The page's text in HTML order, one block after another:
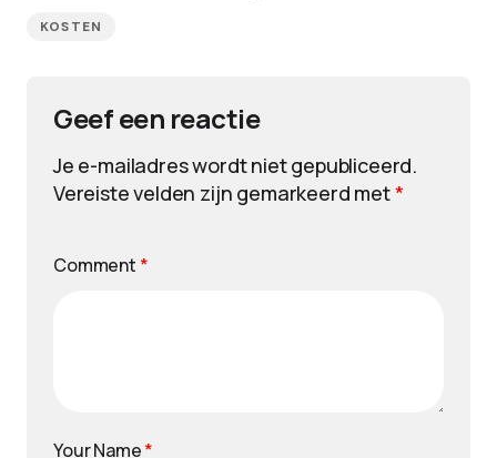
KOSTEN
Geef een reactie
Je e-mailadres wordt niet gepubliceerd.
Vereiste velden zijn gemarkeerd met*
Comment *
Your Name*